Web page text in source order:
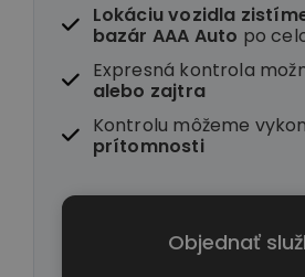
Lokáciu vozidla
bazár AAA Auto po
Expresná kontrola
alebo zajtra
Kontrolu môžeme
prítomnosti
Objednať